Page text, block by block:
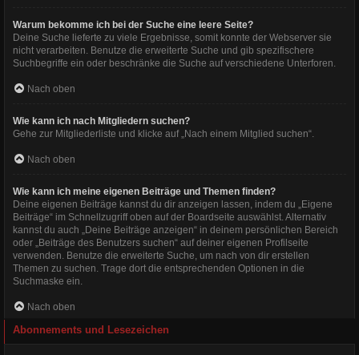
Warum bekomme ich bei der Suche eine leere Seite?
Deine Suche lieferte zu viele Ergebnisse, somit konnte der Webserver sie
nicht verarbeiten. Benutze die erweiterte Suche und gib spezifischere
Suchbegriffe ein oder beschränke die Suche auf verschiedene Unterforen.
Nach oben
Wie kann ich nach Mitgliedern suchen?
Gehe zur Mitgliederliste und klicke auf „Nach einem Mitglied suchen“.
Nach oben
Wie kann ich meine eigenen Beiträge und Themen finden?
Deine eigenen Beiträge kannst du dir anzeigen lassen, indem du „Eigene
Beiträge“ im Schnellzugriff oben auf der Boardseite auswählst. Alternativ
kannst du auch „Deine Beiträge anzeigen“ in deinem persönlichen Bereich
oder „Beiträge des Benutzers suchen“ auf deiner eigenen Profilseite
verwenden. Benutze die erweiterte Suche, um nach von dir erstellen
Themen zu suchen. Trage dort die entsprechenden Optionen in die
Suchmaske ein.
Nach oben
Abonnements und Lesezeichen